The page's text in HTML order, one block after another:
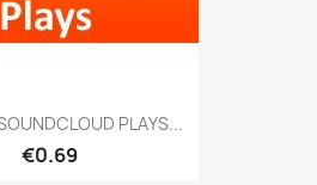
PLAYS...
€0.69